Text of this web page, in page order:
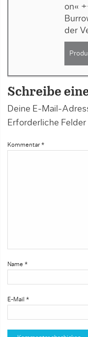
on«
der
Schreibe
Deine E-Mail-
Erforderliche
Kommentar *
Name *
E-Mail *